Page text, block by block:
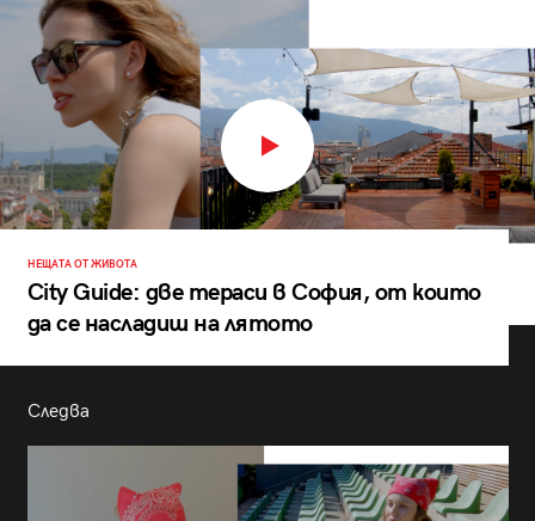
НЕЩАТА ОТ ЖИВОТА
City Guide: две тераси в София, от които
да се насладиш на лятото
Следва